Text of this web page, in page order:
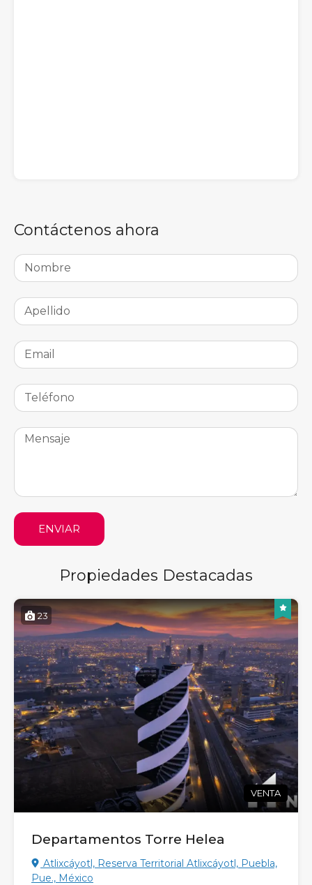
Contáctenos ahora
ENVIAR
Propiedades Destacadas
23
VENTA
Departamentos Torre Helea
Atlixcáyotl, Reserva Territorial Atlixcáyotl, Puebla,
Pue., México